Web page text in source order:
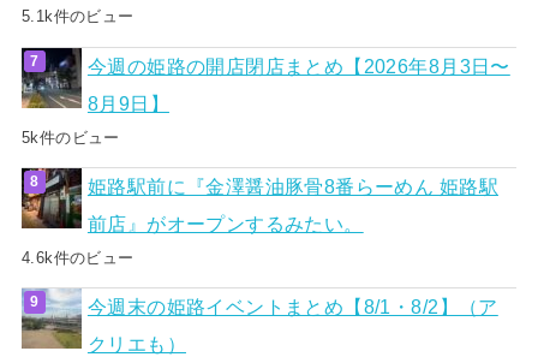
5.1k件のビュー
今週の姫路の開店閉店まとめ【2026年8月3日〜
8月9日】
5k件のビュー
姫路駅前に『金澤醤油豚骨8番らーめん 姫路駅
前店』がオープンするみたい。
4.6k件のビュー
今週末の姫路イベントまとめ【8/1・8/2】（ア
クリエも）